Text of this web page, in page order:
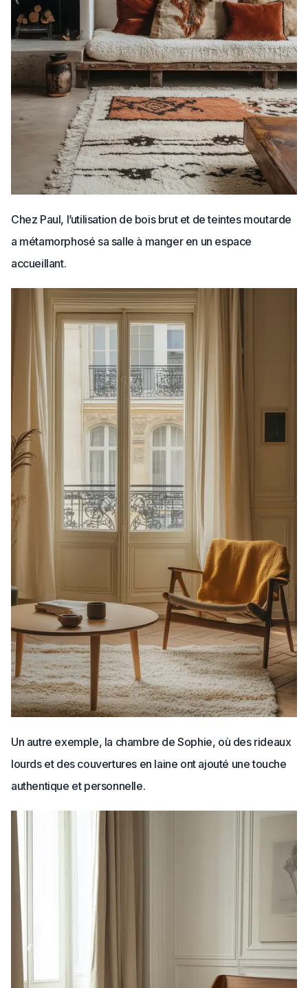
Chez Paul, l’utilisation de bois brut et de teintes moutarde
a métamorphosé sa salle à manger en un espace
accueillant.
Un autre exemple, la chambre de Sophie, où des rideaux
lourds et des couvertures en laine ont ajouté une touche
authentique et personnelle.